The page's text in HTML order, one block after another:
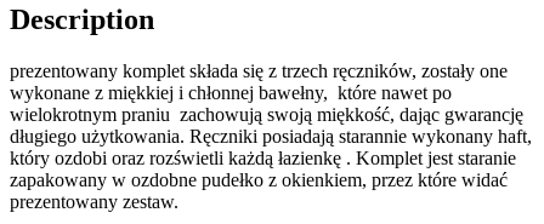
Description
prezentowany komplet składa się z trzech ręczników, zostały one
wykonane z miękkiej i chłonnej bawełny, które nawet po
wielokrotnym praniu zachowują swoją miękkość, dając gwarancję
długiego użytkowania. Ręczniki posiadają starannie wykonany haft,
który ozdobi oraz rozświetli każdą łazienkę . Komplet jest staranie
zapakowany w ozdobne pudełko z okienkiem, przez które widać
prezentowany zestaw.